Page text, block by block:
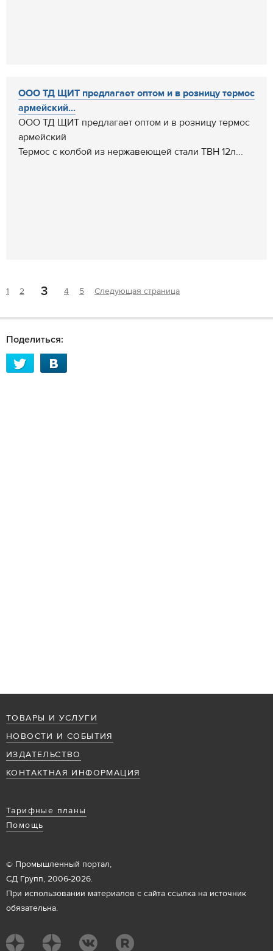
ООО ТД ЩИТ предлагает оптом и в розницу термос
армейский...
ООО ТД ЩИТ предлагает оптом и в розницу термос
армейский
Термос с колбой из нержавеющей стали ТВН 12л...
1 2 3 4 5 Следующая страница
Поделиться:
ТОВАРЫ И УСЛУГИ
НОВОСТИ И СОБЫТИЯ
ИЗДАТЕЛЬСТВО
КОНТАКТНАЯ ИНФОРМАЦИЯ
Тарифные планы
Помощь
© Промышленный портал,
СД Групп, 2006-2026.
При использовании материалов с сайта ссылка на источник
обязательна.